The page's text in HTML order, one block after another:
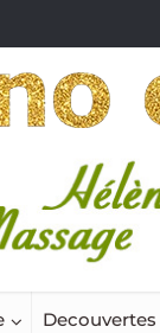
Decouvertes